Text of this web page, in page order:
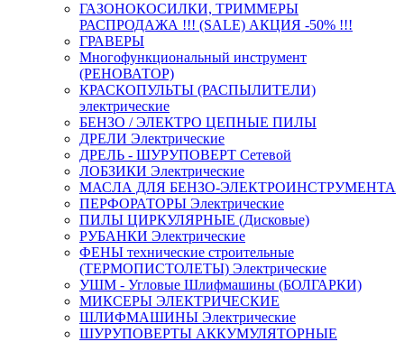
ГАЗОНОКОСИЛКИ, ТРИММЕРЫ
РАСПРОДАЖА !!! (SALE) АКЦИЯ -50% !!!
ГРАВЕРЫ
Многофункциональный инструмент
(РЕНОВАТОР)
КРАСКОПУЛЬТЫ (РАСПЫЛИТЕЛИ)
электрические
БЕНЗО / ЭЛЕКТРО ЦЕПНЫЕ ПИЛЫ
ДРЕЛИ Электрические
ДРЕЛЬ - ШУРУПОВЕРТ Сетевой
ЛОБЗИКИ Электрические
МАСЛА ДЛЯ БЕНЗО-ЭЛЕКТРОИНСТРУМЕНТА
ПЕРФОРАТОРЫ Электрические
ПИЛЫ ЦИРКУЛЯРНЫЕ (Дисковые)
РУБАНКИ Электрические
ФЕНЫ технические строительные
(ТЕРМОПИСТОЛЕТЫ) Электрические
УШМ - Угловые Шлифмашины (БОЛГАРКИ)
МИКСЕРЫ ЭЛЕКТРИЧЕСКИЕ
ШЛИФМАШИНЫ Электрические
ШУРУПОВЕРТЫ АККУМУЛЯТОРНЫЕ